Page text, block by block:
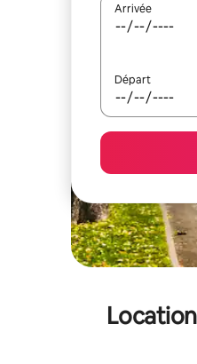
Arrivée
Départ